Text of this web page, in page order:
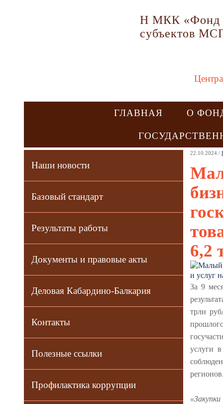
Н МКК «Фонд
субъектов
ГЛАВНАЯ О
Наши новости
Базовый стандарт
Результаты работы
Документы и правовые акты
Деловая Кабардино-Балкария
Контакты
Полезные ссылки
Профилактика коррупции
22.10.2024 /
6,2
За 9
трлн
услуги